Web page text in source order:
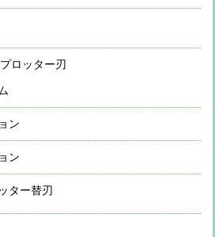
ロッター刃
ン
ン
ター替刃